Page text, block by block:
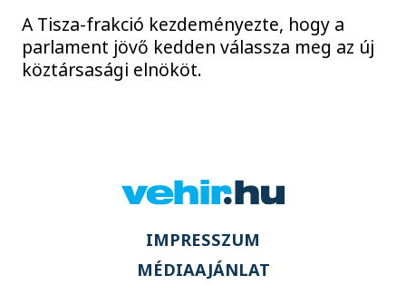
A Tisza-frakció kezdeményezte, hogy a
parlament jövő kedden válassza meg az új
köztársasági elnököt.
IMPRESSZUM
MÉDIAAJÁNLAT